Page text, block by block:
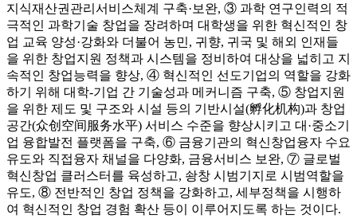
지식재산권관리서비스체계 구축·보완, ③ 과학 연구인력의 적
극적인 과학기술 창업을 장려하며 대학생을 위한 혁신적인 창
업 교육 양성·강화와 더불어 농민, 귀향, 귀국 및 해외 인재들
을 위한 창업지원 정책과 시스템을 정비하여 대상을 넓히고 지
속적인 창업능력을 향상, ④ 혁신적인 선도기업의 역할을 강화
하기 위해 대학-기업 간 기술성과 메커니즘 구축, ⑤ 창업지원
을 위한 제도 및 구조와 시설 등의 기반시설(孵化机构)과 창업
공간(众创空间服务水平) 서비스 수준을 향상시키고 대·중소기
업 융합발전 플랫폼을 구축, ⑥ 금융기관의 혁신창업융자 수요
유도와 직접융자 채널을 다양화, 금융서비스 보완, ⑦ 글로벌
혁신창업 클러스터를 육성하고, 솽창 시범기지로 시범역할을
유도, ⑧ 전반적인 창업 정책을 강화하고, 세부정책을 시행하
여 혁신적인 창업 경험 확산 등이 이루어지도록 하는 것이다.